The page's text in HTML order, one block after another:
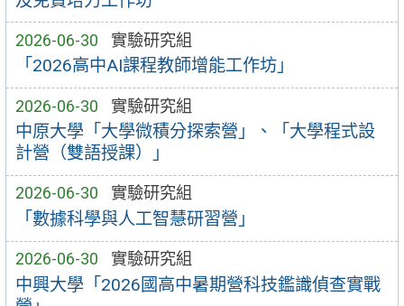
2026-06-30 實驗研究組
「2026高中AI課程教師增能工作坊」
2026-06-30 實驗研究組
中原大學「大學微積分探索營」、「大學程式設
計營（雙語授課）」
2026-06-30 實驗研究組
「數據科學與人工智慧研習營」
2026-06-30 實驗研究組
中興大學「2026國高中暑期營科技鑑識偵查實戰